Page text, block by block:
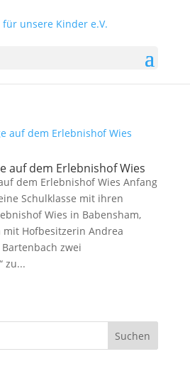
auf dem Erlebnishof Wies
dem Erlebnishof Wies Anfang
Schulklasse mit ihren
Wies in Babensham,
Hofbesitzerin Andrea
zwei
zu...